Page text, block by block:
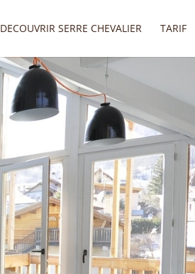
DECOUVRIR SERRE CHEVALIER TARIF